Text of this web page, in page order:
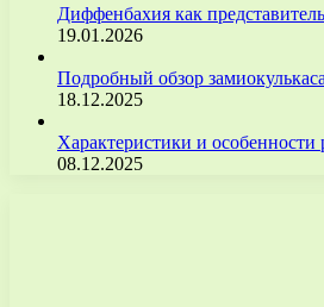
Диффенбахия как
19.01.2026
Подробный обзор
18.12.2025
Характеристики и
08.12.2025